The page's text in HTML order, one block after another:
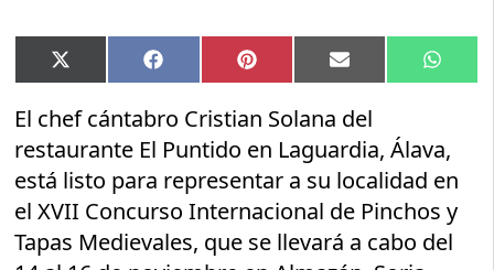
Compartir
en
X
(Twitter)
Compartir
en
Facebook Compartir
en
Pinterest Compartir
en
Email
en
El chef cántabro Cristian Solana del
restaurante El Puntido en Laguardia, Álava,
está listo para representar a su localidad en
el XVII Concurso Internacional de Pinchos y
Tapas Medievales, que se llevará a cabo del